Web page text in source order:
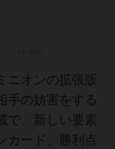
ニオンの拡張版
手の妨害をする
で、新しい要素
カード、勝利点